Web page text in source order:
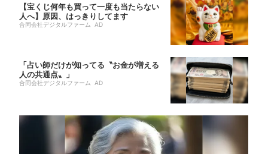
【宝くじ何年も買って一度も当たらない
人へ】原因、はっきりしてます
合同会社デジタルファーム AD
「占い師だけが知ってる〝お金が増える
人の共通点〟」
合同会社デジタルファーム AD